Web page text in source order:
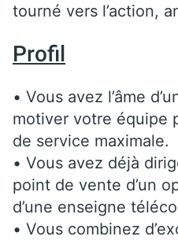
tourné vers l’action,
Profil
• Vous avez l’âme
motiver votre équipe
de service maximale.
• Vous avez déjà
point de vente d’un
d’une enseigne
• Vous combinez